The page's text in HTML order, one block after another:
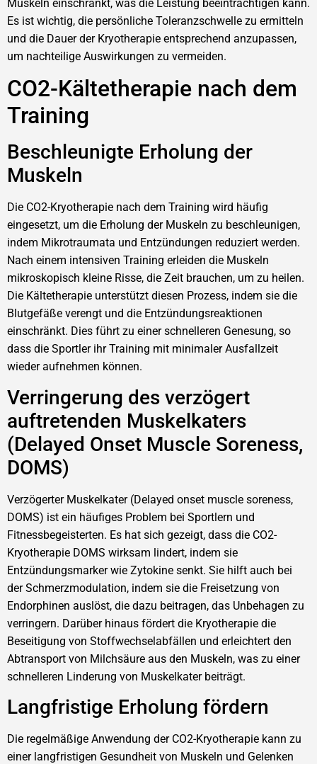
Muskeln einschränkt, was die Leistung beeinträchtigen kann.
Es ist wichtig, die persönliche Toleranzschwelle zu ermitteln
und die Dauer der Kryotherapie entsprechend anzupassen,
um nachteilige Auswirkungen zu vermeiden.
CO2-Kältetherapie nach dem
Training
Beschleunigte Erholung der
Muskeln
Die CO2-Kryotherapie nach dem Training wird häufig
eingesetzt, um die Erholung der Muskeln zu beschleunigen,
indem Mikrotraumata und Entzündungen reduziert werden.
Nach einem intensiven Training erleiden die Muskeln
mikroskopisch kleine Risse, die Zeit brauchen, um zu heilen.
Die Kältetherapie unterstützt diesen Prozess, indem sie die
Blutgefäße verengt und die Entzündungsreaktionen
einschränkt. Dies führt zu einer schnelleren Genesung, so
dass die Sportler ihr Training mit minimaler Ausfallzeit
wieder aufnehmen können.
Verringerung des verzögert
auftretenden Muskelkaters
(Delayed Onset Muscle Soreness,
DOMS)
Verzögerter Muskelkater (Delayed onset muscle soreness,
DOMS) ist ein häufiges Problem bei Sportlern und
Fitnessbegeisterten. Es hat sich gezeigt, dass die CO2-
Kryotherapie DOMS wirksam lindert, indem sie
Entzündungsmarker wie Zytokine senkt. Sie hilft auch bei
der Schmerzmodulation, indem sie die Freisetzung von
Endorphinen auslöst, die dazu beitragen, das Unbehagen zu
verringern. Darüber hinaus fördert die Kryotherapie die
Beseitigung von Stoffwechselabfällen und erleichtert den
Abtransport von Milchsäure aus den Muskeln, was zu einer
schnelleren Linderung von Muskelkater beiträgt.
Langfristige Erholung fördern
Die regelmäßige Anwendung der CO2-Kryotherapie kann zu
einer langfristigen Gesundheit von Muskeln und Gelenken